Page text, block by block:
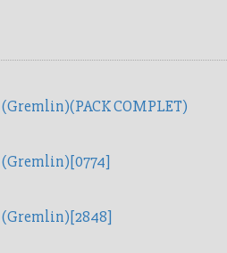
COMPLET)
(Gremlin)[2848]